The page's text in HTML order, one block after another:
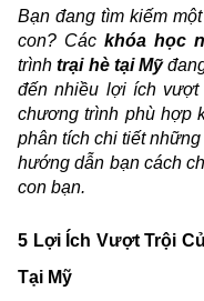
Bạn đang tìm kiếm
con? Cáckhóa học
trìnhtrại hè tại Mỹ
đến nhiều lợi ích vượt
chương trình phù hợp
phân tích chi tiết
hướng dẫn bạn cách
con bạn.
5 Lợi Ích Vượt Trội
Tại Mỹ